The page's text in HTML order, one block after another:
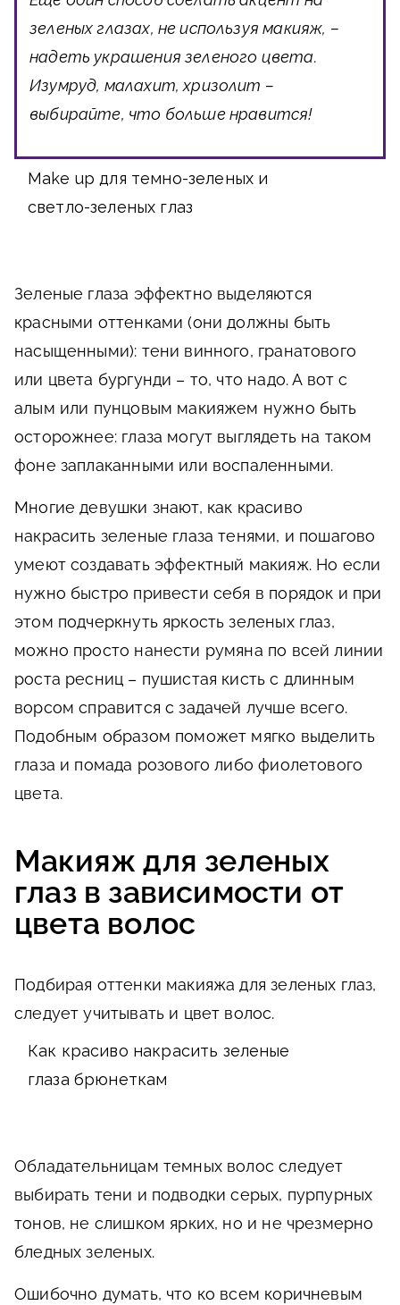
зеленых глазах, не используя макияж, –
надеть украшения зеленого цвета.
Изумруд, малахит, хризолит –
выбирайте, что больше нравится!
Make up для темно-зеленых и
светло-зеленых глаз
Зеленые глаза эффектно выделяются
красными оттенками (они должны быть
насыщенными): тени винного, гранатового
или цвета бургунди – то, что надо. А вот с
алым или пунцовым макияжем нужно быть
осторожнее: глаза могут выглядеть на таком
фоне заплаканными или воспаленными.
Многие девушки знают, как красиво
накрасить зеленые глаза тенями, и пошагово
умеют создавать эффектный макияж. Но если
нужно быстро привести себя в порядок и при
этом подчеркнуть яркость зеленых глаз,
можно просто нанести румяна по всей линии
роста ресниц – пушистая кисть с длинным
ворсом справится с задачей лучше всего.
Подобным образом поможет мягко выделить
глаза и помада розового либо фиолетового
цвета.
Макияж для зеленых
глаз в зависимости от
цвета волос
Подбирая оттенки макияжа для зеленых глаз,
следует учитывать и цвет волос.
Как красиво накрасить зеленые
глаза брюнеткам
Обладательницам темных волос следует
выбирать тени и подводки серых, пурпурных
тонов, не слишком ярких, но и не чрезмерно
бледных зеленых.
Ошибочно думать, что ко всем коричневым